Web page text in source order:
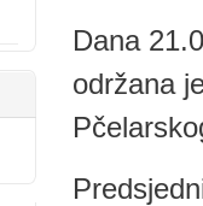
Dana
održana